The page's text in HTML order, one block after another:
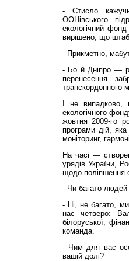
- Стисло
ООНівського
екологічний
вирішено, що
- Прикметно,
- Бо й Дніпро —
перенесення
транскордонного
І не випадково,
екологічного
жовтня 2009-го
програми дій,
моніторинг,
На часі —
урядів України,
щодо поліпшення
- Чи багато людей
- Ні, не багато,
нас четверо:
білоруської;
команда.
- Чим для вас
вашій долі?